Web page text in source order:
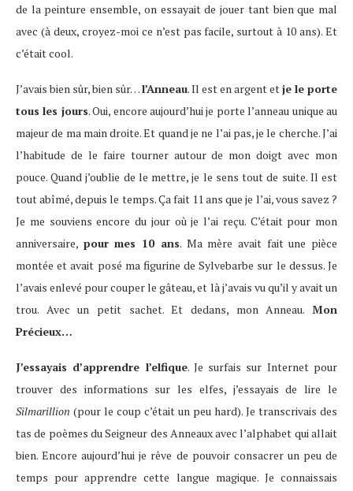
de la peinture ensemble, on essayait de jouer tant bien que mal
avec (à deux, croyez-moi ce n’est pas facile, surtout à 10 ans). Et
c’était cool.
J’avais bien sûr, bien sûr…l’Anneau. Il est en argent etje le porte
tous les jours. Oui, encore aujourd’hui je porte l’anneau unique au
majeur de ma main droite. Et quand je ne l’ai pas, je le cherche. J’ai
l’habitude de le faire tourner autour de mon doigt avec mon
pouce. Quand j’oublie de le mettre, je le sens tout de suite. Il est
tout abîmé, depuis le temps. Ça fait 11 ans que je l’ai, vous savez ?
Je me souviens encore du jour où je l’ai reçu. C’était pour mon
anniversaire, pour mes 10 ans. Ma mère avait fait une pièce
montée et avait posé ma figurine de Sylvebarbe sur le dessus. Je
l’avais enlevé pour couper le gâteau, et là j’avais vu qu’il y avait un
trou. Avec un petit sachet. Et dedans, mon Anneau. Mon
Précieux…
J’essayais d’apprendre l’elfique. Je surfais sur Internet pour
trouver des informations sur les elfes, j’essayais de lire le
Silmarillion (pour le coup c’était un peu hard). Je transcrivais des
tas de poèmes du Seigneur des Anneaux avec l’alphabet qui allait
bien. Encore aujourd’hui je rêve de pouvoir consacrer un peu de
temps pour apprendre cette langue magique. Je connaissais